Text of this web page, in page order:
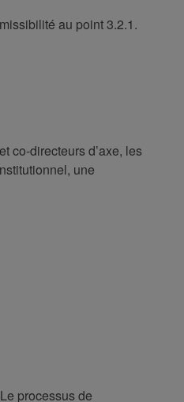
au point 3.2.1.
co-directeurs d’axe, les
une
processus de